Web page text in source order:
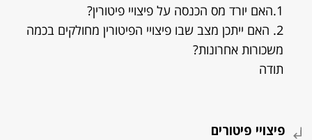
1.האם יורד מס הכנסה על פיצויי פיטורין?
2. האם ייתכן מצב שבו פיצויי הפיטורין מחולקים בכמה
משכורות אחרונות?
תודה
פיצויי פיטורים